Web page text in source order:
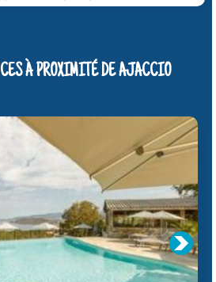
À PROXIMITÉ DE AJACCIO